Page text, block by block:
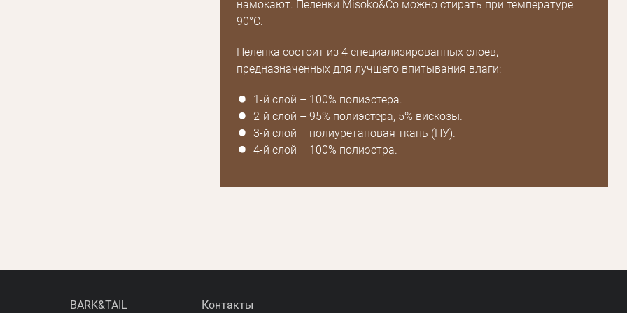
намокают. Пеленки Misoko&Co можно стирать при температуре
90°C.
Пеленка состоит из 4 специализированных слоев,
предназначенных для лучшего впитывания влаги:
1-й слой – 100% полиэстера.
2-й слой – 95% полиэстера, 5% вискозы.
3-й слой – полиуретановая ткань (ПУ).
4-й слой – 100% полиэстра.
BARK&TAIL Контакты
Получать уведомления о новинках,скидках,
Зарегистрироваться